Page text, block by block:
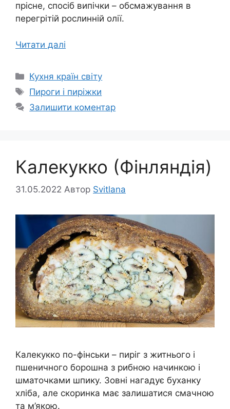
прісне, спосіб випічки – обсмажування в
перегрітій рослинній олії.
Читати далі
Категорії
Кухня країн світу
Позначки
Пироги і пиріжки
Залишити коментар
Калекукко (Фінляндія)
31.05.2022 Автор Svitlana
Калекукко по-фінськи – пиріг з житнього і
пшеничного борошна з рибною начинкою і
шматочками шпику. Зовні нагадує буханку
хліба, але скоринка має залишатися смачною
та м’якою.